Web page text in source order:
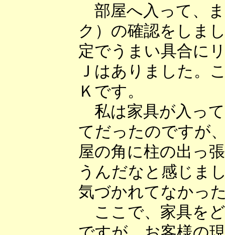
部屋へ入って、
ク）の確認をしま
定でうまい具合に
Ｊはありました。
Ｋです。
私は家具が入っ
てだったのですが
屋の角に柱の出っ
うんだなと感じま
気づかれてなかっ
ここで、家具を